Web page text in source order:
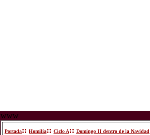
www
Portada:: Homilia:: Ciclo A:: Domingo II dentro de la Navidad